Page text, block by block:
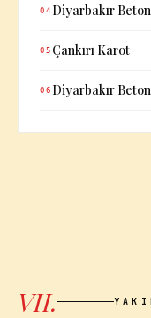
04 Diyarbakır
05 Çankırı Karot
06 Diyarbakır
VII.